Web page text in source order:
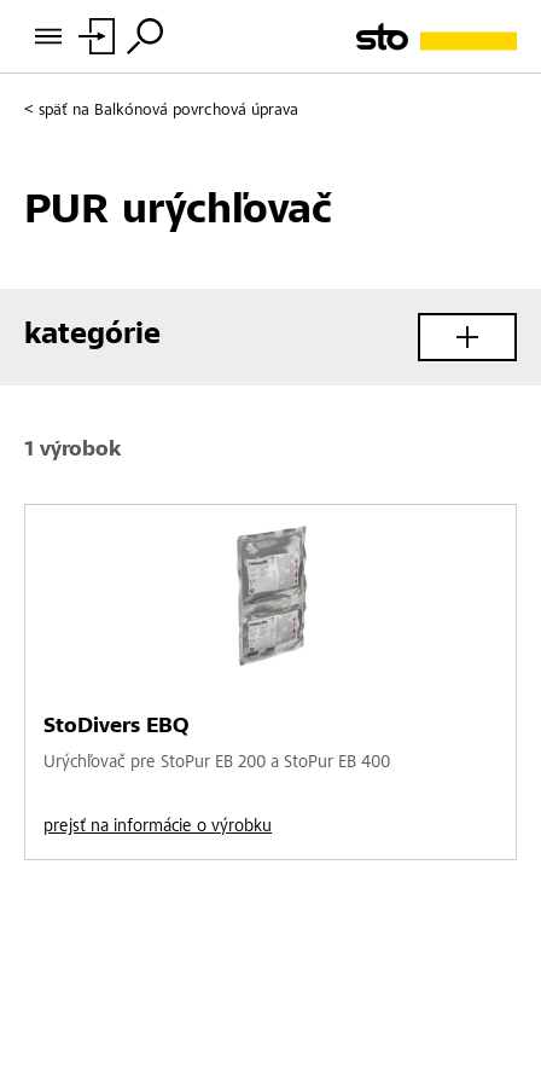
späť na Balkónová povrchová úprava
PUR urýchľovač
kategórie
1 výrobok
StoDivers EBQ
Urýchľovač pre StoPur EB 200 a StoPur EB 400
prejsť na informácie o výrobku